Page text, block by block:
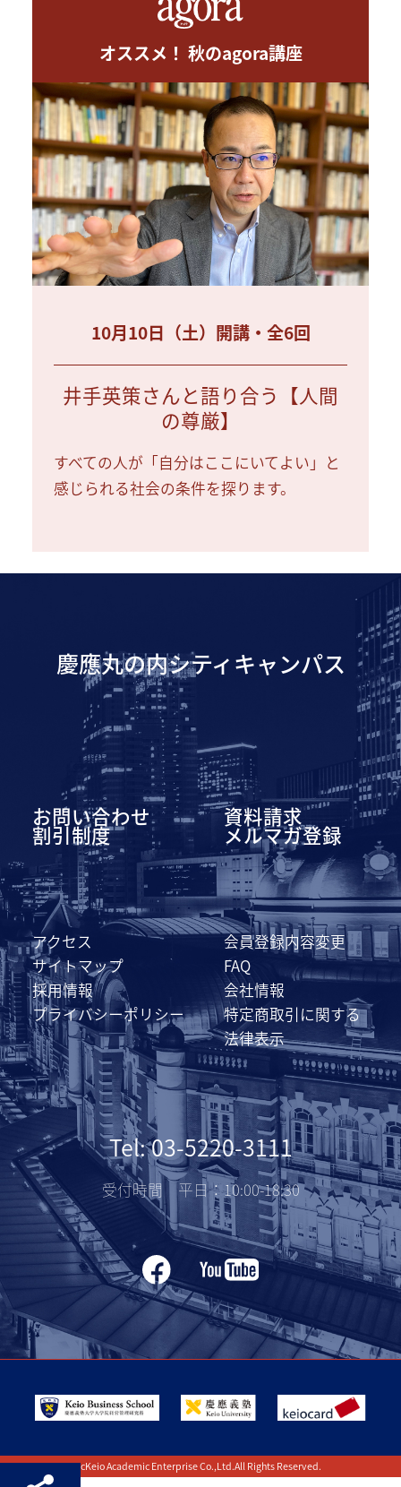
オススメ！ 秋のagora講座
10月10日（土）開講・全6回
井手英策さんと語り合う【人間
の尊厳】
すべての人が「自分はここにいてよい」と
感じられる社会の条件を探ります。
慶應丸の内シティキャンパス
お問い合わせ 資料請求
割引制度 メルマガ登録
アクセス
会員登録内容変更
サイトマップ
FAQ
採用情報
会社情報
プライバシーポリシー
特定商取引に関する
法律表示
Tel: 03-5220-3111
受付時間 平日：10:00-18:30
cKeio Academic Enterprise Co.,Ltd.All Rights Reserved.